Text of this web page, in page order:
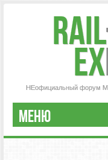
Rail
ex
НЕофициальный форум
МЕНЮ
РЕГИСТРАЦИЯ